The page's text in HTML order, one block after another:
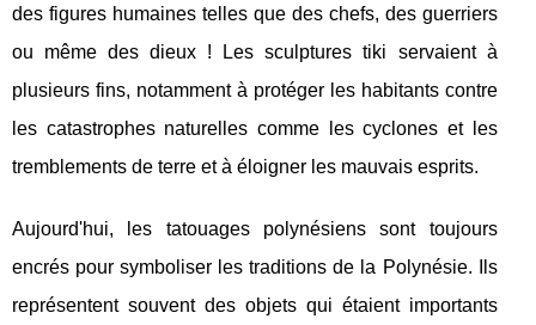
des figures humaines telles que des chefs, des guerriers
ou même des dieux ! Les sculptures tiki servaient à
plusieurs fins, notamment à protéger les habitants contre
les catastrophes naturelles comme les cyclones et les
tremblements de terre et à éloigner les mauvais esprits.
Aujourd'hui, les tatouages polynésiens sont toujours
encrés pour symboliser les traditions de la Polynésie. Ils
représentent souvent des objets qui étaient importants